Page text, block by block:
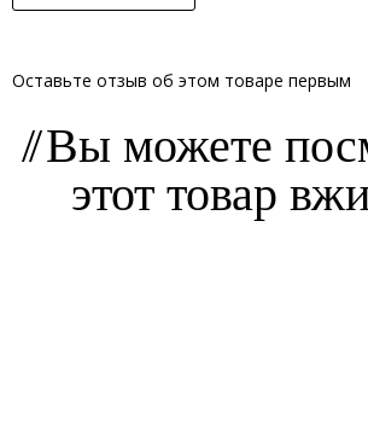
Оставьте отзыв об этом товаре первым
Вы можете
этот товар